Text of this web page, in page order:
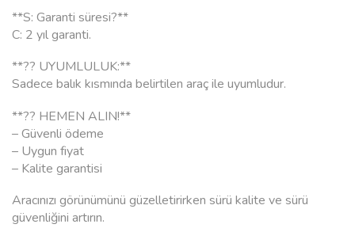
**S: Garanti süresi?**
C: 2 yıl garanti.
**?? UYUMLULUK:**
Sadece balık kısmında belirtilen araç ile uyumludur.
**?? HEMEN ALIN!**
– Güvenli ödeme
– Uygun fiyat
– Kalite garantisi
Aracınızı görünümünü güzelletirirken sürü kalite ve sürü
güvenliğini artırın.